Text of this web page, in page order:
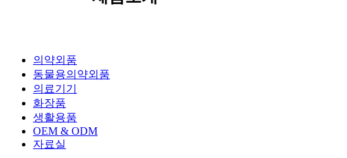
의약외품
동물용의약외품
의료기기
화장품
생활용품
OEM & ODM
자료실